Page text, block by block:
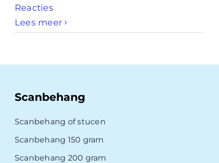
Reacties
Lees meer
Scanbehang
Scanbehang of stucen
Scanbehang 150 gram
Scanbehang 200 gram